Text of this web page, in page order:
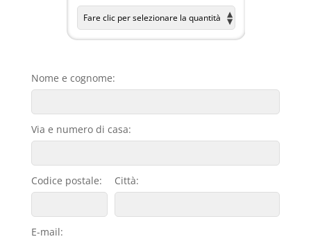
Nome e cognome:
Via e numero di casa:
Codice postale: Città:
E-mail: